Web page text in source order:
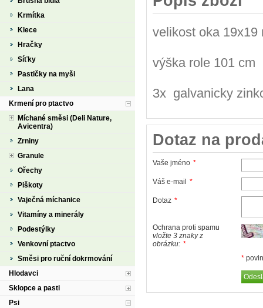
velikost oka 19x19
výška role 101 cm
3x galvanicky
Dotaz na
Vaše jméno *
Váš e-mail *
Dotaz *
Ochrana proti spamu
vložte 3 znaky z
obrázku: *
*
Krmítka
Klece
Hračky
Síťky
Pastičky na myši
Lana
Krmení pro ptactvo
Míchané směsi (Deli Nature,
Avicentra)
Zrniny
Granule
Ořechy
Piškoty
Vaječná míchanice
Vitamíny a minerály
Podestýlky
Venkovní ptactvo
Směsi pro ruční dokrmování
Hlodavci
Sklopce a pasti
Psi